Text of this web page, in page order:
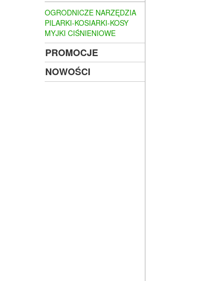
OGRODNICZE NARZĘDZIA
PILARKI-KOSIARKI-KOSY
MYJKI CIŚNIENIOWE
PROMOCJE
NOWOŚCI